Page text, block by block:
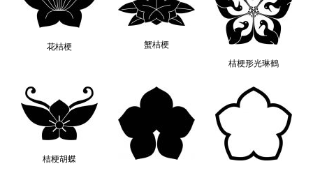
花桔梗
蟹桔梗
桔梗形光琳鶴
桔梗胡蝶